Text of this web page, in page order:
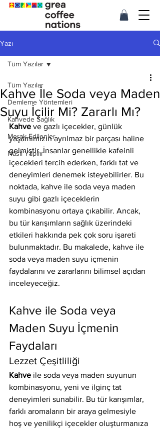
Yazı
Tüm Yazılar
Demleme Yöntemleri
Kahvede Sağlık
Merak Edilenler
Nasıl Yapılır
Tüm Yazılar
Kahve İle Soda veya Maden
Suyu İçilir Mi? Zararlı Mı?
Kahve ve gazlı içecekler, günlük
yaşamımızın ayrılmaz bir parçası haline
gelmiştir. İnsanlar genellikle kafeinli
içecekleri tercih ederken, farklı tat ve
deneyimleri denemek isteyebilirler. Bu
noktada, kahve ile soda veya maden
suyu gibi gazlı içeceklerin
kombinasyonu ortaya çıkabilir. Ancak,
bu tür karışımların sağlık üzerindeki
etkileri hakkında pek çok soru işareti
bulunmaktadır. Bu makalede, kahve ile
soda veya maden suyu içmenin
faydalarını ve zararlarını bilimsel açıdan
inceleyeceğiz.
Kahve ile Soda veya
Maden Suyu İçmenin
Faydaları
Lezzet Çeşitliliği
Kahve ile soda veya maden suyunun
kombinasyonu, yeni ve ilginç tat
deneyimleri sunabilir. Bu tür karışımlar,
farklı aromaların bir araya gelmesiyle
hoş ve yenilikçi içecekler oluşturmanıza